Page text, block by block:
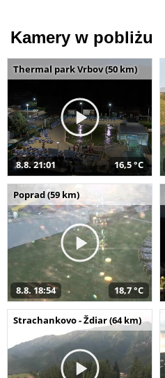
Kamery w pobliżu
Thermal park Vrbov (50 km)
8.8. 21:01 16,5 °C
Poprad (59 km)
8.8. 18:54 18,7 °C
Strachankovo - Ždiar (64 km)